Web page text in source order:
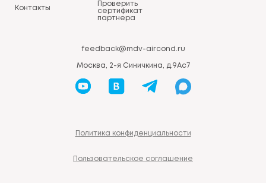
Контакты
Проверить
сертификат
партнера
feedback@mdv-aircond.ru
Москва, 2-я Синичкина, д.9Ас7
Политика конфиденциальности
Пользовательское соглашение